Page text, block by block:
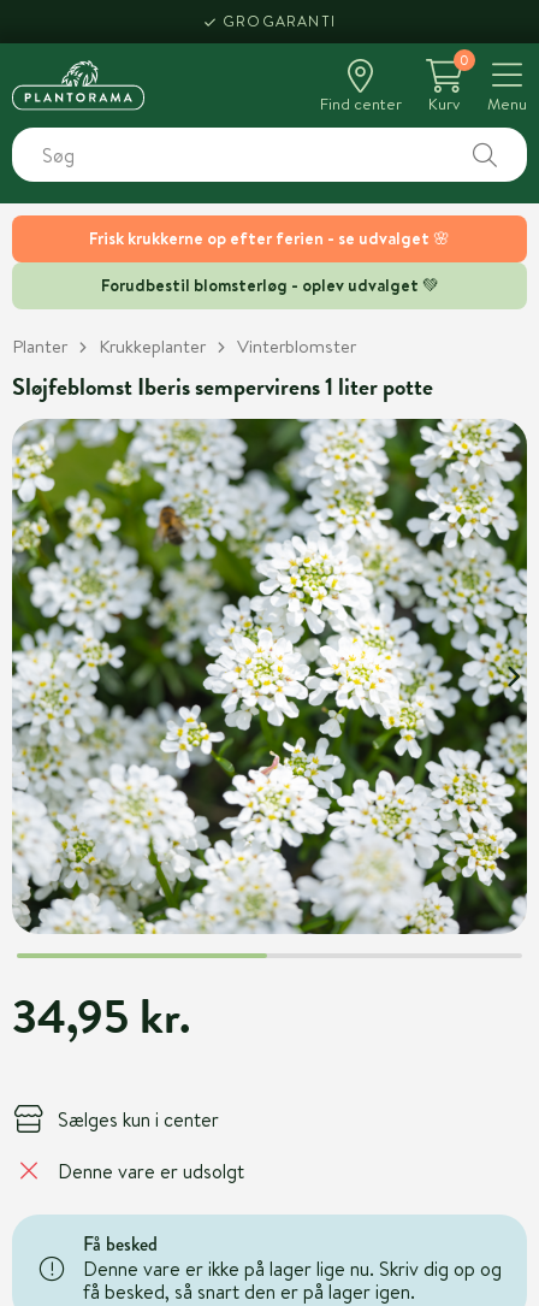
Frisk krukkerne op efter ferien - se udvalget 🌸
Forudbestil blomsterløg - oplev udvalget 💚
GROGARANTI
Find center
0
Kurv
Menu
Planter Krukkeplanter Vinterblomster
Sløjfeblomst Iberis sempervirens 1 liter potte
34,95 kr.
Sælges kun i center
Denne vare er udsolgt
Få besked
Denne vare er ikke på lager lige nu. Skriv dig op og
få besked, så snart den er på lager igen.